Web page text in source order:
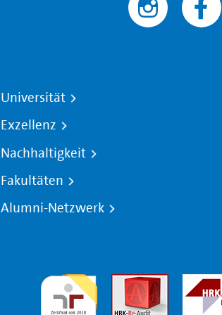
Universität
Exzellenz
Nachhaltigkeit
Fakultäten
Alumni-Netzwerk